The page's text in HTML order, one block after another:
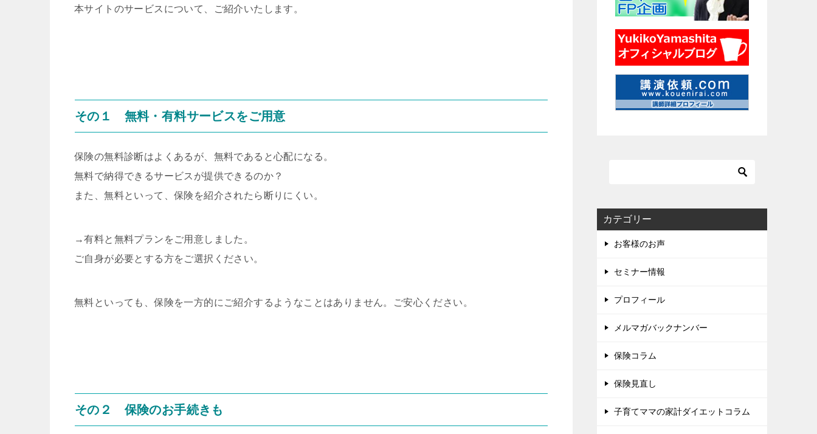
本サイトのサービスについて、ご紹介いたします。
その１ 無料・有料サービスをご用意
保険の無料診断はよくあるが、無料であると心配になる。
無料で納得できるサービスが提供できるのか？
また、無料といって、保険を紹介されたら断りにくい。
→有料と無料プランをご用意しました。
ご自身が必要とする方をご選択ください。
無料といっても、保険を一方的にご紹介するようなことはありません。ご安心ください。
その２ 保険のお手続きも
カテゴリー
お客様のお声
セミナー情報
プロフィール
メルマガバックナンバー
保険コラム
保険見直し
子育てママの家計ダイエットコラム